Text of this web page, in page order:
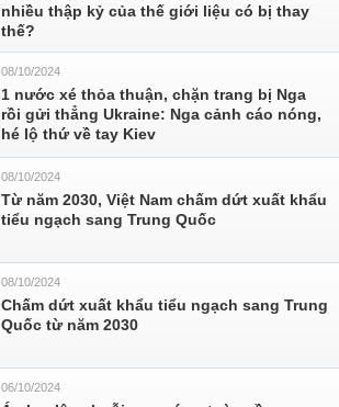
nhiều thập kỷ của thế giới liệu có bị thay
thế?
08/10/2024
1 nước xé thỏa thuận, chặn trang bị Nga
rồi gửi thẳng Ukraine: Nga cảnh cáo nóng,
hé lộ thứ về tay Kiev
08/10/2024
Từ năm 2030, Việt Nam chấm dứt xuất khẩu
tiểu ngạch sang Trung Quốc
08/10/2024
Chấm dứt xuất khẩu tiểu ngạch sang Trung
Quốc từ năm 2030
06/10/2024